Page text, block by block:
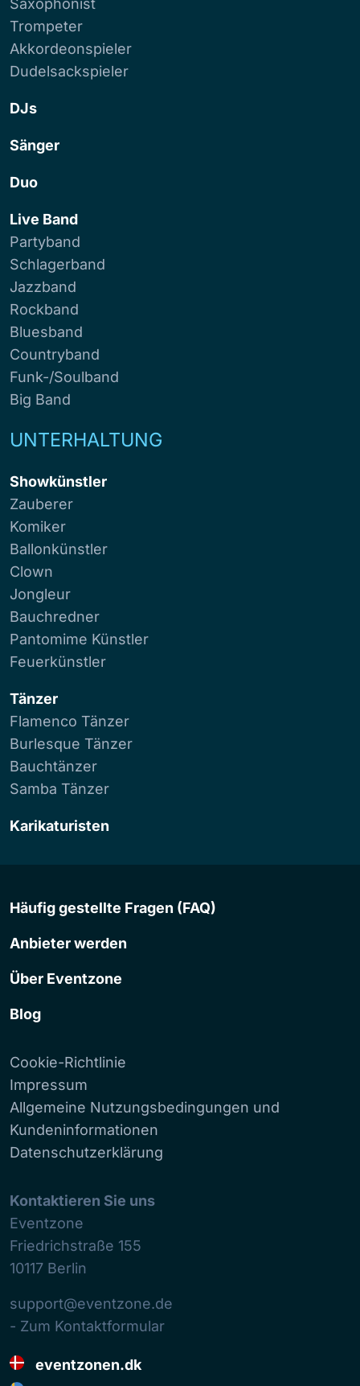
Saxophonist
Trompeter
Akkordeonspieler
Dudelsackspieler
DJs
Sänger
Duo
Live Band
Partyband
Schlagerband
Jazzband
Rockband
Bluesband
Countryband
Funk-/Soulband
Big Band
UNTERHALTUNG
Showkünstler
Zauberer
Komiker
Ballonkünstler
Clown
Jongleur
Bauchredner
Pantomime Künstler
Feuerkünstler
Tänzer
Flamenco Tänzer
Burlesque Tänzer
Bauchtänzer
Samba Tänzer
Karikaturisten
Häufig gestellte Fragen (FAQ)
Anbieter werden
Über Eventzone
Blog
Cookie-Richtlinie
Impressum
Allgemeine Nutzungsbedingungen und
Kundeninformationen
Datenschutzerklärung
Kontaktieren Sie uns
Eventzone
Friedrichstraße 155
10117 Berlin
support@eventzone.de
- Zum Kontaktformular
eventzonen.dk